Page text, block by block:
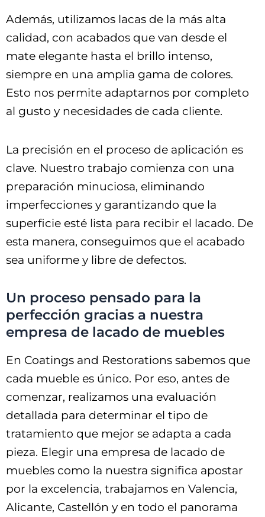
Además, utilizamos lacas de la más alta
calidad, con acabados que van desde el
mate elegante hasta el brillo intenso,
siempre en una amplia gama de colores.
Esto nos permite adaptarnos por completo
al gusto y necesidades de cada cliente.
La precisión en el proceso de aplicación es
clave. Nuestro trabajo comienza con una
preparación minuciosa, eliminando
imperfecciones y garantizando que la
superficie esté lista para recibir el lacado. De
esta manera, conseguimos que el acabado
sea uniforme y libre de defectos.
Un proceso pensado para la
perfección gracias a nuestra
empresa de lacado de muebles
En Coatings and Restorations sabemos que
cada mueble es único. Por eso, antes de
comenzar, realizamos una evaluación
detallada para determinar el tipo de
tratamiento que mejor se adapta a cada
pieza. Elegir una empresa de lacado de
muebles como la nuestra significa apostar
por la excelencia, trabajamos en Valencia,
Alicante, Castellón y en todo el panorama